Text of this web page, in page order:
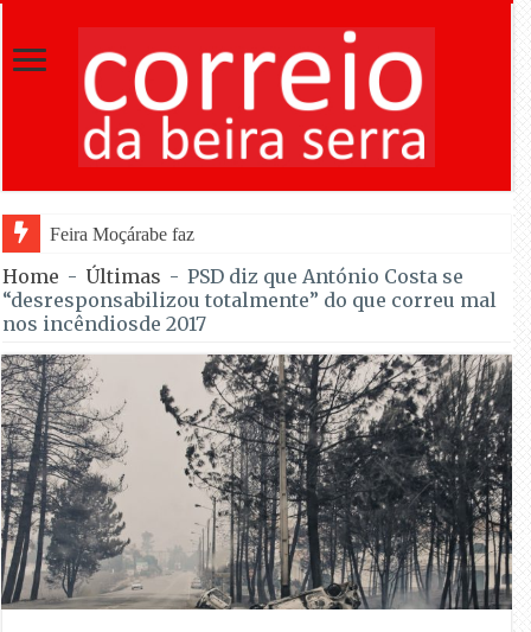
Feira Moçárabe faz recuar Lourosa ao século X a part
Home - Últimas - PSD diz que António Costa se
“desresponsabilizou totalmente” do que correu mal
nos incêndiosde 2017